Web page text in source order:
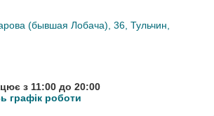
(бывшая Лобача), 36, Тульчин,
з 11:00 до 20:00
графік роботи